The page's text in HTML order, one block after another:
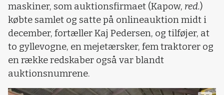
maskiner, som auktionsfirmaet (Kapow, red.)
købte samlet og satte på onlineauktion midt i
december, fortæller Kaj Pedersen, og tilføjer, at
to gyllevogne, en mejetærsker, fem traktorer og
en række redskaber også var blandt
auktionsnumrene.